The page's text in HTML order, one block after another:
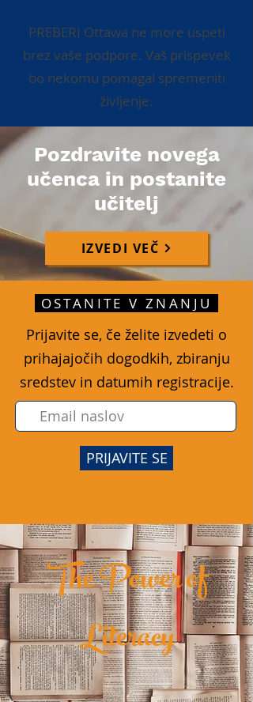
PREBERI Ottawa ne more uspeti
brez vaše podpore. Vaš prispevek
bo nekomu pomagal spremeniti
življenje.
Pozdravite novega
učenca in postanite
učitelj
IZVEDI VEČ
OSTANITE V ZNANJU
Prijavite se, če želite izvedeti o
prihajajočih dogodkih, zbiranju
sredstev in datumih registracije.
PRIJAVITE SE
The Power of
Literacy